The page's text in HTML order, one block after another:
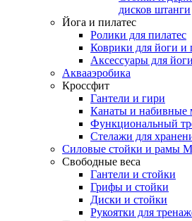
дисков штанги
Йога и пилатес
Ролики для пилатес
Коврики для йоги и
Аксессуары для
Аквааэробика
Кроссфит
Гантели и гири
Канаты и набивные
Функциональный
Стелажи для
Силовые стойки и рамы
Свободные веса
Гантели и стойки
Грифы и стойки
Диски и стойки
Рукоятки для